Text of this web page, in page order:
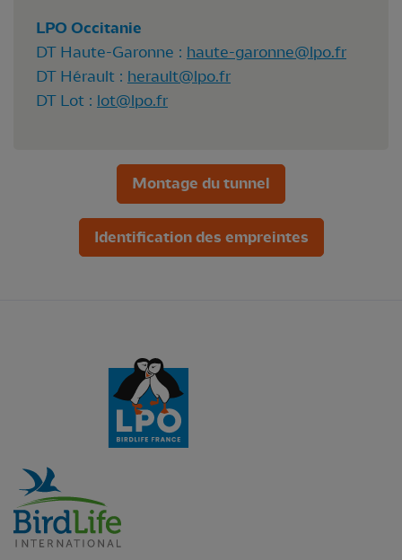
LPO Occitanie
DT Haute-Garonne : haute-garonne@lpo.fr
​​​​DT Hérault : herault@lpo.fr
DT Lot : lot@lpo.fr
Montage du tunnel
Identification des empreintes